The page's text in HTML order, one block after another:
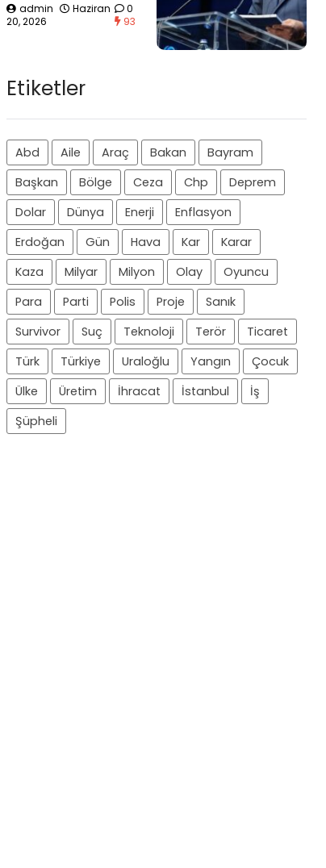
admin
Haziran
20, 2026
0
93
Etiketler
Abd Aile Araç Bakan
Bayram
Başkan
Bölge Ceza Chp
Deprem
Dolar
Dünya Enerji
Enflasyon
Erdoğan
Gün Hava Kar
Karar
Kaza
Milyar Milyon Olay
Oyuncu
Para
Parti Polis Proje
Sanık
Survivor
Suç Teknoloji Terör
Ticaret
Türk
Türkiye Uraloğlu Yangın
Çocuk
Ülke
Üretim İhracat İstanbul
İş
Şüpheli